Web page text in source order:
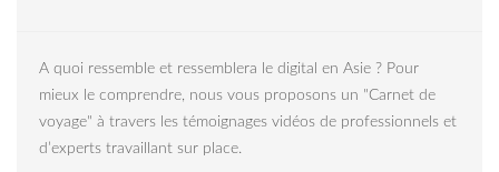
A quoi ressemble et ressemblera le digital en Asie ? Pour
mieux le comprendre, nous vous proposons un "Carnet de
voyage" à travers les témoignages vidéos de professionnels et
d’experts travaillant sur place.